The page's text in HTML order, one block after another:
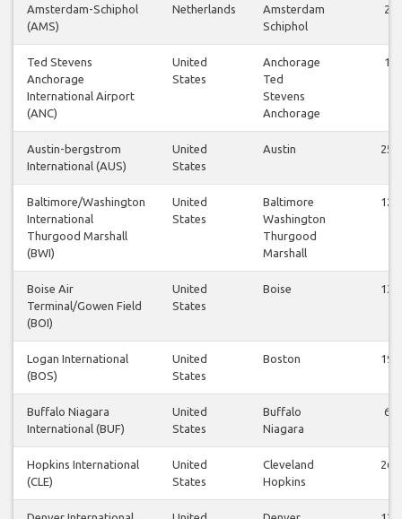
Amsterdam-Schiphol
(AMS)
Netherlands
Amsterdam
Schiphol
2
Ted Stevens
Anchorage
International Airport
(ANC)
United
States
Anchorage
Ted
Stevens
Anchorage
1
Austin-bergstrom
International (AUS)
United
States
Austin 25
Baltimore/Washington
International
Thurgood Marshall
(BWI)
United
States
Baltimore
Washington
Thurgood
Marshall
12
Boise Air
Terminal/Gowen Field
(BOI)
United
States
Boise 13
Logan International
(BOS)
United
States
Boston 19
Buffalo Niagara
International (BUF)
United
States
Buffalo
Niagara
6
Hopkins International
(CLE)
United
States
Cleveland
Hopkins
26